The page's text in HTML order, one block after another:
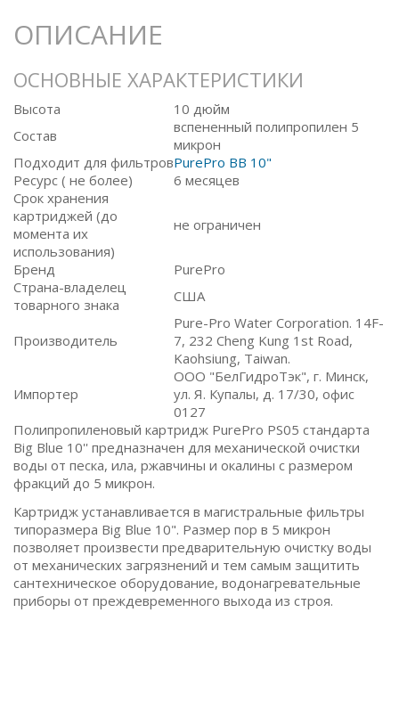
ОПИСАНИЕ
ОСНОВНЫЕ ХАРАКТЕРИСТИКИ
Высота
10 дюйм
Состав
вспененный полипропилен 5
микрон
Подходит для фильтровPurePro BB 10"
Ресурс ( не более)
6 месяцев
Срок хранения
картриджей (до
момента их
использования)
не ограничен
Бренд
PurePro
Страна-владелец
товарного знака
США
Производитель
Pure-Pro Water Corporation. 14F-
7, 232 Cheng Kung 1st Road,
Kaohsiung, Taiwan.
Импортер
ООО "БелГидроТэк", г. Минск,
ул. Я. Купалы, д. 17/30, офис
0127
Полипропиленовый картридж PurePro PS05 стандарта
Big Blue 10'' предназначен для механической очистки
воды от песка, ила, ржавчины и окалины с размером
фракций до 5 микрон.
Картридж устанавливается в магистральные фильтры
типоразмера Big Blue 10". Размер пор в 5 микрон
позволяет произвести предварительную очистку воды
от механических загрязнений и тем самым защитить
сантехническое оборудование, водонагревательные
приборы от преждевременного выхода из строя.